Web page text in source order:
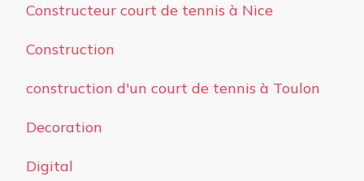
Constructeur court de tennis à Nice
Construction
construction d'un court de tennis à Toulon
Decoration
Digital